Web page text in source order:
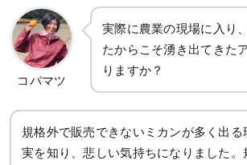
コバマツ
実際に農業の現場に入り
たからこそ湧き出てきた
りますか？
規格外で販売できないミカンが多く出る
実を知り、悲しい気持ちになりました。